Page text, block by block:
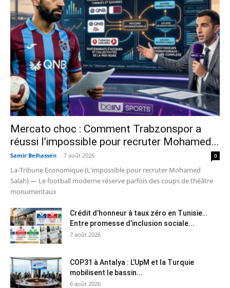
Mercato choc : Comment Trabzonspor a
réussi l’impossible pour recruter Mohamed...
Samir Belhassen - 7 août 2026 0
La-Tribune Economique (L'impossible pour recruter Mohamed
Salah) — Le football moderne réserve parfois des coups de théâtre
monumentaux
Crédit d’honneur à taux zéro en Tunisie…
Entre promesse d’inclusion sociale...
7 août 2026
COP31 à Antalya : L’UpM et la Turquie
mobilisent le bassin...
6 août 2026